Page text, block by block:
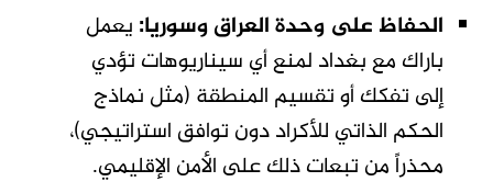
الحفاظ على وحدة العراق وسوريا: يعمل
باراك مع بغداد لمنع أي سيناريوهات تؤدي
إلى تفكك أو تقسيم المنطقة (مثل نماذج
الحكم الذاتي للأكراد دون توافق استراتيجي)،
محذراً من تبعات ذلك على الأمن الإقليمي.